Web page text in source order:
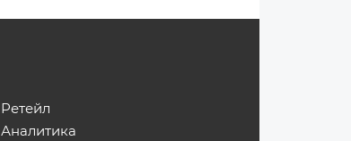
Ретейл
Аналитика